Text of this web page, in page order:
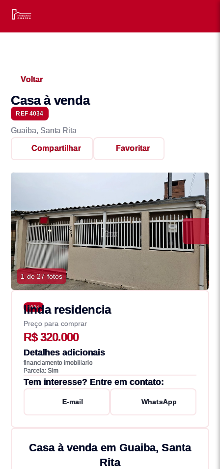
Voltar
Casa à venda
REF 4034
Guaiba, Santa Rita
Compartilhar Favoritar
1 de 27 fotos
4034
linda residencia
Preço para comprar
R$ 320.000
Detalhes adicionais
financiamento imobiliario
Parcela: Sim
Tem interesse? Entre em contato:
E-mail WhatsApp
Casa à venda em Guaiba, Santa
Rita